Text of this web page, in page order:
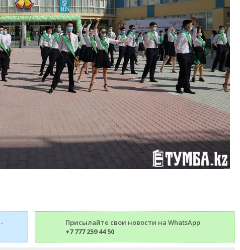
Присылайте свои новости на WhatsApp
+7 777 259 44 50